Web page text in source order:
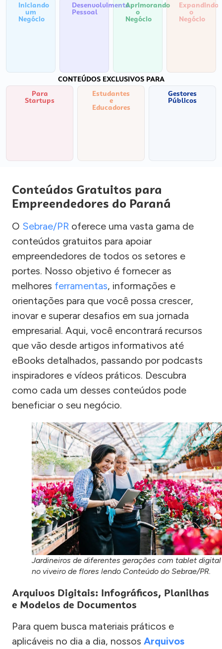
Iniciando
um
Negócio
Desenvolvimento
Pessoal
Aprimorando
o
Negócio
Expandindo
o
Negócio
CONTEÚDOS EXCLUSIVOS PARA
Para
Startups
Estudantes
e
Educadores
Gestores
Públicos
Conteúdos Gratuitos para
Empreendedores do Paraná
O Sebrae/PR oferece uma vasta gama de
conteúdos gratuitos para apoiar
empreendedores de todos os setores e
portes. Nosso objetivo é fornecer as
melhores ferramentas, informações e
orientações para que você possa crescer,
inovar e superar desafios em sua jornada
empresarial. Aqui, você encontrará recursos
que vão desde artigos informativos até
eBooks detalhados, passando por podcasts
inspiradores e vídeos práticos. Descubra
como cada um desses conteúdos pode
beneficiar o seu negócio.
Jardineiros de diferentes gerações com tablet digital
no viveiro de flores lendo Conteúdo do Sebrae/PR.
Arquivos Digitais: Infográficos, Planilhas
e Modelos de Documentos
Para quem busca materiais práticos e
aplicáveis no dia a dia, nossos Arquivos